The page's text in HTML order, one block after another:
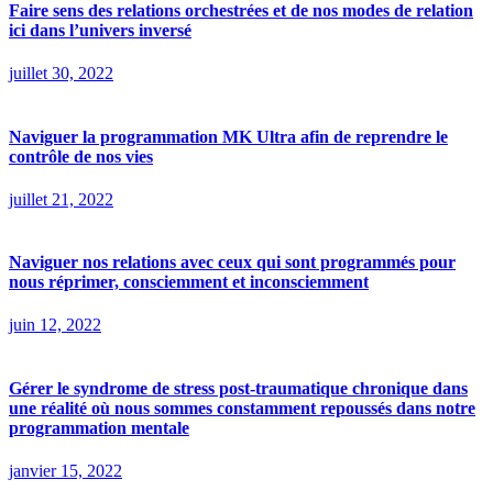
Faire sens des relations orchestrées et de nos modes de relation
ici dans l’univers inversé
juillet 30, 2022
Naviguer la programmation MK Ultra afin de reprendre le
contrôle de nos vies
juillet 21, 2022
Naviguer nos relations avec ceux qui sont programmés pour
nous réprimer, consciemment et inconsciemment
juin 12, 2022
Gérer le syndrome de stress post-traumatique chronique dans
une réalité où nous sommes constamment repoussés dans notre
programmation mentale
janvier 15, 2022